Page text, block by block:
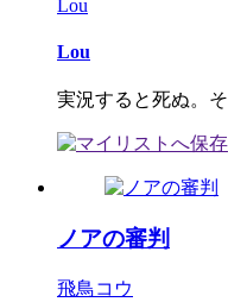
Lou
Lou
実況すると死ぬ。
ノアの審判
飛鳥コウ